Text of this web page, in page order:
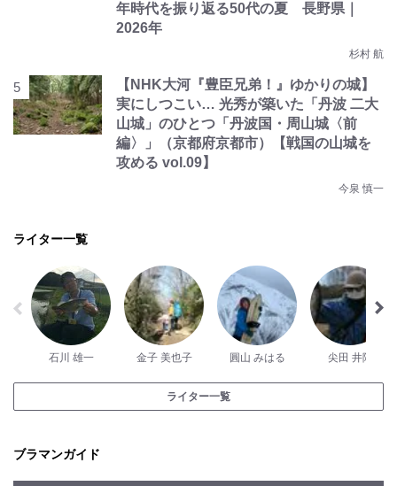
年時代を振り返る50代の夏 長野県｜
2026年
杉村 航
【NHK大河『豊臣兄弟！』ゆかりの城】
実にしつこい… 光秀が築いた「丹波 二大
山城」のひとつ「丹波国・周山城〈前
編〉」（京都府京都市）【戦国の山城を
攻める vol.09】
今泉 慎一
ライター一覧
石川 雄一 金子 美也子 圓山 みはる 尖田 井陽
ライター一覧
ブラマンガイド